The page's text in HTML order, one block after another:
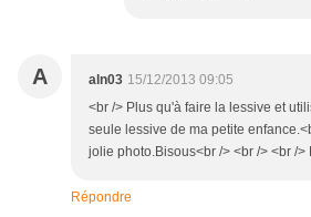
A aln03 15/12/2013 09:05
<br /> Plus qu'à faire la lessive et
seule lessive de ma petite
jolie photo.Bisous<br /> <br /> <br />
Répondre